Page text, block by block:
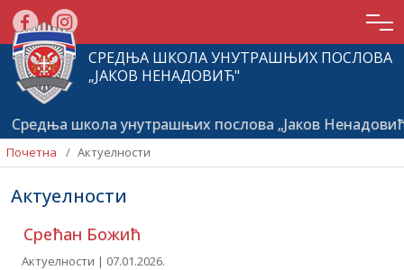
СРЕДЊА ШКОЛА УНУТРАШЊИХ ПОСЛОВА
„ЈАКОВ НЕНАДОВИЋ"
школа унутрашњих послова „Јаков Ненадовић”,
Почетна Актуелности
Актуелности
Срећан Божић
Актуелности | 07.01.2026.